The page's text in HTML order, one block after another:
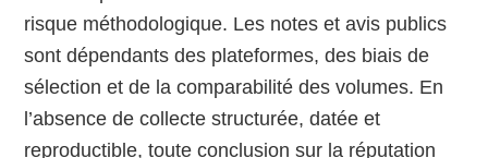
risque méthodologique. Les notes et avis publics
sont dépendants des plateformes, des biais de
sélection et de la comparabilité des volumes. En
l’absence de collecte structurée, datée et
reproductible, toute conclusion sur la réputation